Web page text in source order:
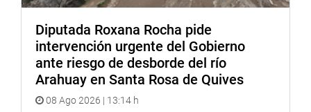
Diputada Roxana Rocha pide
intervención urgente del Gobierno
ante riesgo de desborde del río
Arahuay en Santa Rosa de Quives
08 Ago 2026 | 13:14 h